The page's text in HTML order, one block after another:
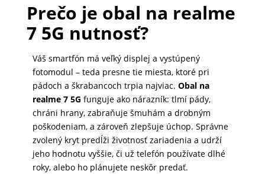
NOTEBOOK
AUTOPRÍSLUŠENSTVO
DOMÁCNOSŤ
Prečo je obal na realme
7 5G nutnosť?
Váš smartfón má veľký displej a vystúpený
fotomodul – teda presne tie miesta, ktoré pri
pádoch a škrabancoch trpia najviac. Obal na
realme 7 5G funguje ako nárazník: tlmí pády,
chráni hrany, zabraňuje šmuhám a drobným
poškodeniam, a zároveň zlepšuje úchop. Správne
zvolený kryt predĺži životnosť zariadenia a udrží
jeho hodnotu vyššie, či už telefón používate dlhé
roky, alebo ho plánujete neskôr predať.